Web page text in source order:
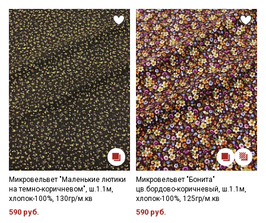
Микровельвет "Маленькие лютики
на темно-коричневом", ш.1.1м,
хлопок-100%, 130гр/м.кв
590 руб.
Микровельвет "Бонита"
цв.бордово-коричневый, ш.1.1м,
хлопок-100%, 125гр/м.кв
590 руб.